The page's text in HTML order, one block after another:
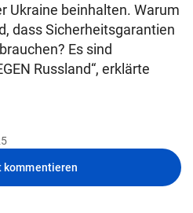
Ukraine beinhalten. Warum
dass Sicherheitsgarantien
Es sind
Russland“, erklärte
kommentieren